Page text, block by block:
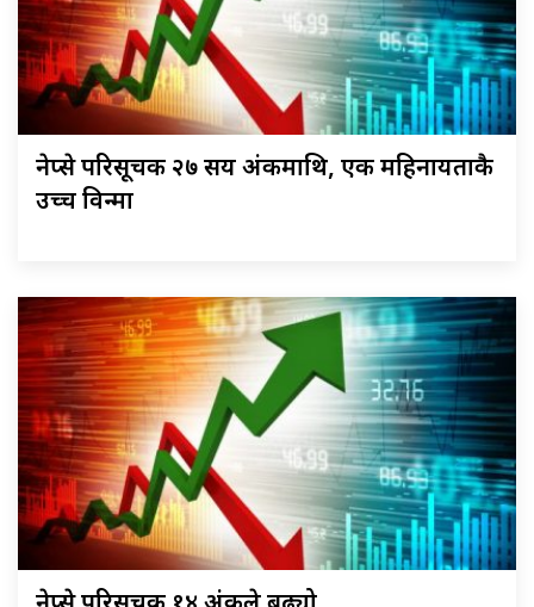
नेप्से परिसूचक २७ सय अंकमाथि, एक महिनायताकै
उच्च विन्दुमा